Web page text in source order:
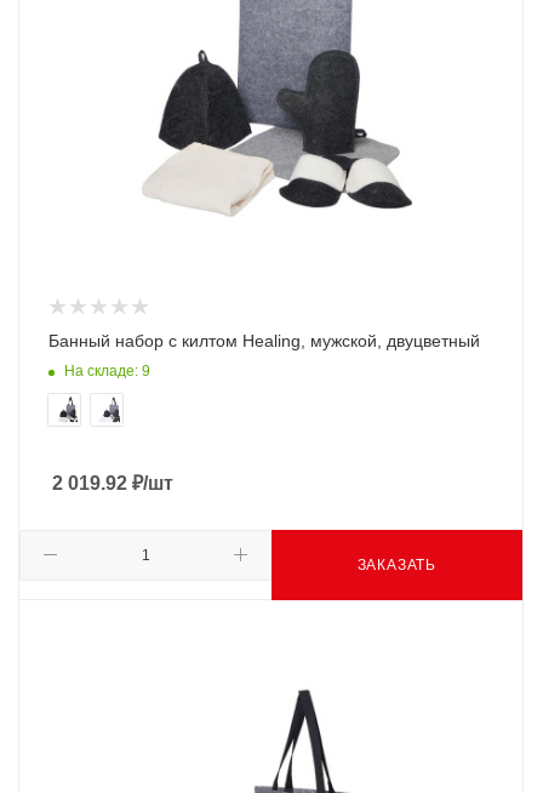
Банный набор с килтом Healing, мужской, двуцветный
На складе: 9
2 019.92 ₽/шт
ЗАКАЗАТЬ